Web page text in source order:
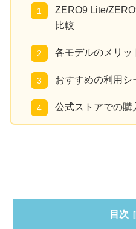
ZERO9 Lite/
比較
各モデルのメリッ
おすすめの利用シ
公式ストアでの購
目次